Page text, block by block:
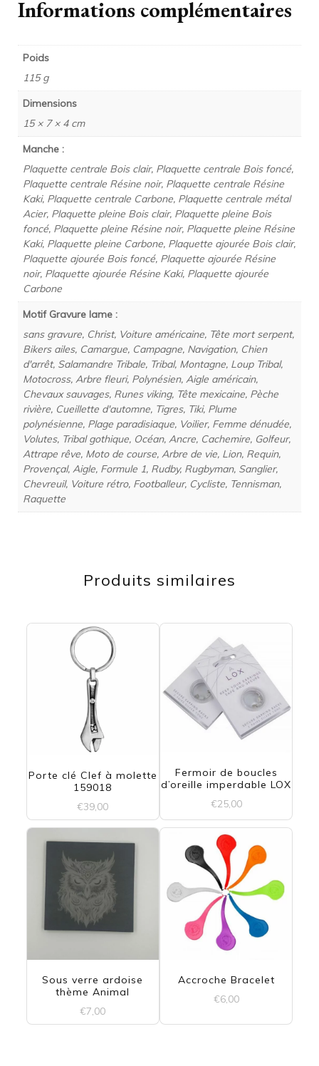
Informations complémentaires
Poids
115 g
Dimensions
15 × 7 × 4 cm
Manche :
Plaquette centrale Bois clair, Plaquette centrale Bois foncé,
Plaquette centrale Résine noir, Plaquette centrale Résine
Kaki, Plaquette centrale Carbone, Plaquette centrale métal
Acier, Plaquette pleine Bois clair, Plaquette pleine Bois
foncé, Plaquette pleine Résine noir, Plaquette pleine Résine
Kaki, Plaquette pleine Carbone, Plaquette ajourée Bois clair,
Plaquette ajourée Bois foncé, Plaquette ajourée Résine
noir, Plaquette ajourée Résine Kaki, Plaquette ajourée
Carbone
Motif Gravure lame :
sans gravure, Christ, Voiture américaine, Tête mort serpent,
Bikers ailes, Camargue, Campagne, Navigation, Chien
d'arrêt, Salamandre Tribale, Tribal, Montagne, Loup Tribal,
Motocross, Arbre fleuri, Polynésien, Aigle américain,
Chevaux sauvages, Runes viking, Tête mexicaine, Pèche
rivière, Cueillette d'automne, Tigres, Tiki, Plume
polynésienne, Plage paradisiaque, Voilier, Femme dénudée,
Volutes, Tribal gothique, Océan, Ancre, Cachemire, Golfeur,
Attrape rêve, Moto de course, Arbre de vie, Lion, Requin,
Provençal, Aigle, Formule 1, Rudby, Rugbyman, Sanglier,
Chevreuil, Voiture rétro, Footballeur, Cycliste, Tennisman,
Raquette
Produits similaires
Porte clé Clef à molette
159018
€39,00
Fermoir de boucles
d’oreille imperdable LOX
€25,00
Ce
produit
a
plusieurs
variations.
Les
options
peuvent
être
Sous verre ardoise
thème Animal
€7,00
Accroche Bracelet
€6,00